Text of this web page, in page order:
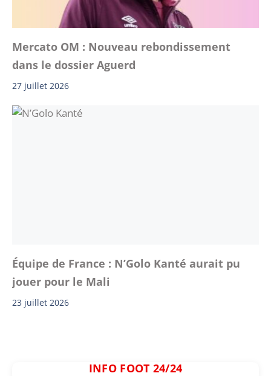
Mercato OM : Nouveau rebondissement
dans le dossier Aguerd
27 juillet 2026
Équipe de France : N’Golo Kanté aurait pu
jouer pour le Mali
23 juillet 2026
INFO FOOT 24/24